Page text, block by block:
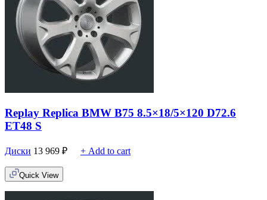
Replay Replica BMW B75 8.5×18/5×120 D72.6
ET48 S
Диски 13 969 ₽ + Add to cart
Quick View